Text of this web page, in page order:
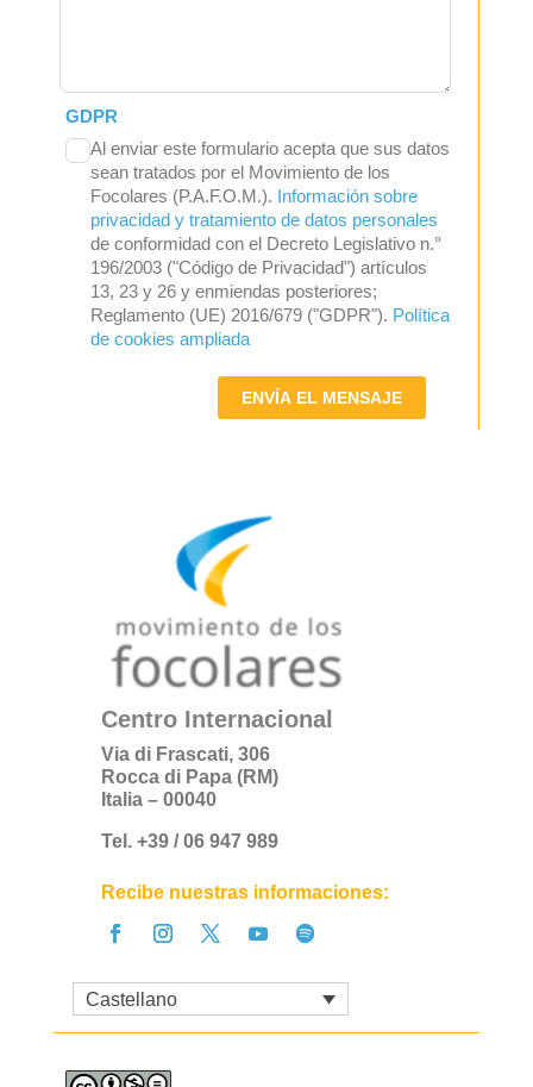
GDPR
Al enviar este formulario acepta que sus datos
sean tratados por el Movimiento de los
Focolares (P.A.F.O.M.). Información sobre
privacidad y tratamiento de datos personales
de conformidad con el Decreto Legislativo n.°
196/2003 ("Código de Privacidad") artículos
13, 23 y 26 y enmiendas posteriores;
Reglamento (UE) 2016/679 ("GDPR"). Política
de cookies ampliada
ENVÍA EL MENSAJE
Centro Internacional
Via di Frascati, 306
Rocca di Papa (RM)
Italia – 00040
Tel. +39 / 06 947 989
Recibe nuestras informaciones:
Castellano